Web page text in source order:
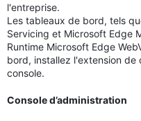
l'entreprise.
Les tableaux de bord, tels
Servicing et Microsoft Edge
Runtime Microsoft Edge
bord, installez l'extension de
console.
Console d’administration